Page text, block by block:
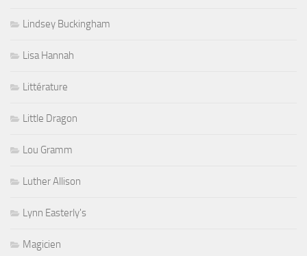
Lindsey Buckingham
Lisa Hannah
Littérature
Little Dragon
Lou Gramm
Luther Allison
Lynn Easterly's
Magicien